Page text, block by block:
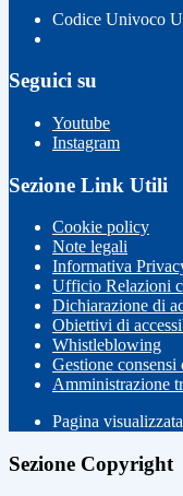
Codice Univoco
Seguici su
Youtube
Instagram
Sezione Link Utili
Cookie policy
Note legali
Informativa
Ufficio Relazioni
Dichiarazione di
Obiettivi di
Whistleblowing
Gestione consensi
Amministrazione
Pagina visualizzata
Sezione Copyright